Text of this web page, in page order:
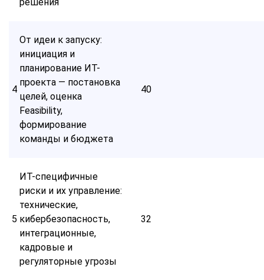
4
От идеи к запуску:
инициация и
планирование ИТ-
проекта — постановка
целей, оценка
Feasibility,
формирование
команды и бюджета
40
5
ИТ-специфичные
риски и их управление:
технические,
кибербезопасность,
интеграционные,
кадровые и
регуляторные угрозы
32